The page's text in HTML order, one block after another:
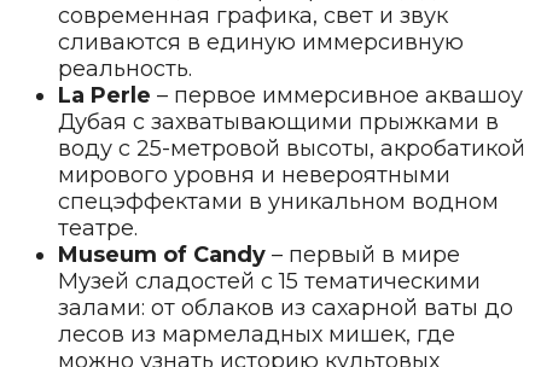
современная графика, свет и звук
сливаются в единую иммерсивную
реальность.
La Perle – первое иммерсивное аквашоу
Дубая с захватывающими прыжками в
воду с 25-метровой высоты, акробатикой
мирового уровня и невероятными
спецэффектами в уникальном водном
театре.
Museum of Candy– первый в мире
Музей сладостей с 15 тематическими
залами: от облаков из сахарной ваты до
лесов из мармеладных мишек, где
можно узнать историю культовых